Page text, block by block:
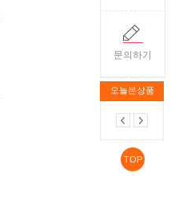
문의하기
오늘본상품
TOP